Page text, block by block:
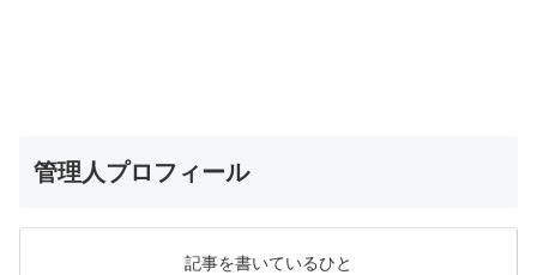
管理人プロフィール
記事を書いているひと